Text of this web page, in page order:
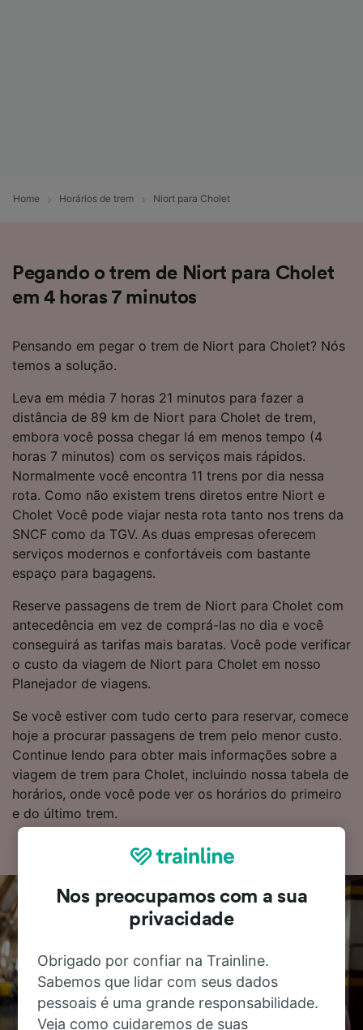
Home Horários de trem Niort para Cholet
Pegando o trem de Niort para Cholet
em 4 horas 7 minutos
Pensando em pegar o trem de Niort para Cholet? Nós
temos a solução.
Leva em média 7 horas 21 minutos para fazer a
distância de 89 km de Niort para Cholet de trem,
embora você possa chegar lá em menos tempo (4
horas 7 minutos) com os serviços mais rápidos.
Normalmente você encontra 11 trens por dia nessa
rota. Como não existem trens diretos entre Niort e
Cholet Você pode viajar nesta rota tanto nos trens da
SNCF como da TGV. As duas empresas oferecem
serviços modernos e confortáveis com bastante
espaço para bagagens.
Reserve passagens de trem de Niort para Cholet com
antecedência em vez de comprá-las no dia e você
conseguirá as tarifas mais baratas. Você pode verificar
o custo da viagem de Niort para Cholet em nosso
Planejador de viagens.
Se você estiver com tudo certo para reservar, comece
hoje a procurar passagens de trem pelo menor custo.
Continue lendo para obter mais informações sobre a
viagem de trem para Cholet, incluindo nossa tabela de
horários, onde você pode ver os horários do primeiro
e do último trem.
Nos preocupamos com a sua
privacidade
Obrigado por confiar na Trainline.
Sabemos que lidar com seus dados
pessoais é uma grande responsabilidade.
Veja como cuidaremos de suas